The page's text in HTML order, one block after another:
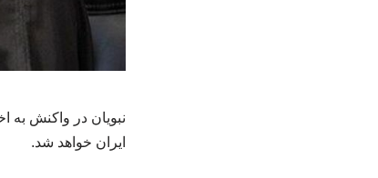
نبویان در واکنش
ایران خواهد شد.